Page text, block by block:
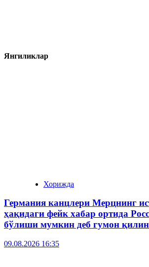
Янгиликлар
Хорижда
Германия канцлери Мерцнинг
ҳақидаги фейк хабар ортида
бўлиши мумкин деб гумон
09.08.2026 16:35